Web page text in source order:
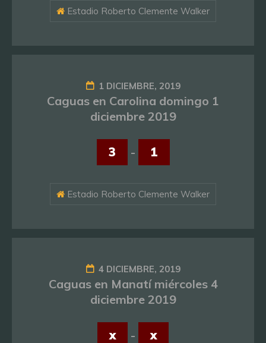
Estadio Roberto Clemente Walker
1 DICIEMBRE, 2019
Caguas en Carolina domingo 1
diciembre 2019
3 - 1
Estadio Roberto Clemente Walker
4 DICIEMBRE, 2019
Caguas en Manatí miércoles 4
diciembre 2019
x - x